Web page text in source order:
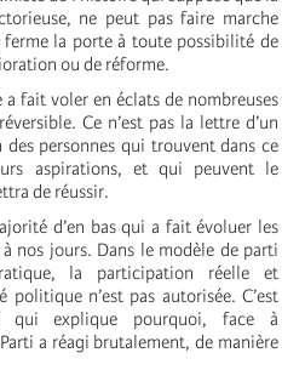
ne peut pas faire marche
ferme la porte à toute possibilité de
ou de réforme.
fait voler en éclats de nombreuses
Ce n’est pas la lettre d’un
personnes qui trouvent dans ce
aspirations, et qui peuvent le
de réussir.
d’en bas qui a fait évoluer les
nos jours. Dans le modèle de parti
la participation réelle et
politique n’est pas autorisée. C’est
qui explique pourquoi, face à
a réagi brutalement, de manière